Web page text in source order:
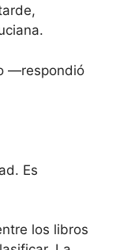
—respondió
Es
los libros